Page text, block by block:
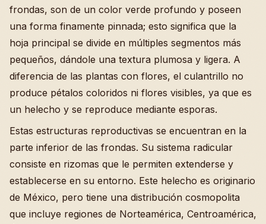
frondas, son de un color verde profundo y poseen
una forma finamente pinnada; esto significa que la
hoja principal se divide en múltiples segmentos más
pequeños, dándole una textura plumosa y ligera. A
diferencia de las plantas con flores, el culantrillo no
produce pétalos coloridos ni flores visibles, ya que es
un helecho y se reproduce mediante esporas.
Estas estructuras reproductivas se encuentran en la
parte inferior de las frondas. Su sistema radicular
consiste en rizomas que le permiten extenderse y
establecerse en su entorno. Este helecho es originario
de México, pero tiene una distribución cosmopolita
que incluye regiones de Norteamérica, Centroamérica,